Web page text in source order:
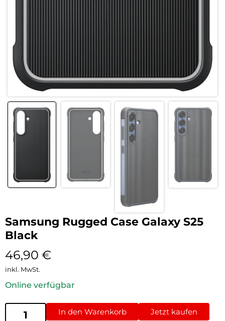
Samsung Rugged Case Galaxy S25
Black
46,90 €
inkl. MwSt.
Online verfügbar
In den Warenkorb Jetzt kaufen